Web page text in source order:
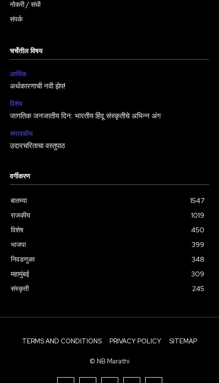
नोकरी / संधी
संपर्क
चर्चेतील विषय
आर्थिक
अर्थकारणाची नवी झेप!
विशेष
जागतिक जनजातीय दिन: भारतीय हिंदू संस्कृतीचे अभिन्न अंग
संपादकीय
उदारचरिताचा वस्तुपाठ
वर्गीकरण
बातम्या
1547
राजकीय
1019
विशेष
450
भाजपा
399
निवडणुका
348
महामुंबई
309
संस्कृती
245
TERMS AND CONDITIONS PRIVACY POLICY SITEMAP
© NB Marathi